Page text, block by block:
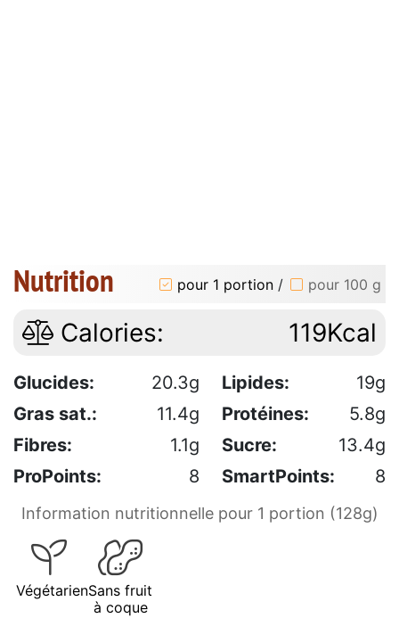
Nutrition pour 1 portion / pour 100 g
Calories: 119Kcal
Glucides: 20.3g Lipides:
19g
Gras sat.:
11.4g Protéines:
5.8g
Fibres:
1.1g Sucre:
13.4g
ProPoints:
8 SmartPoints: 8
Information nutritionnelle pour 1 portion (128g)
VégétarienSans fruit
à coque